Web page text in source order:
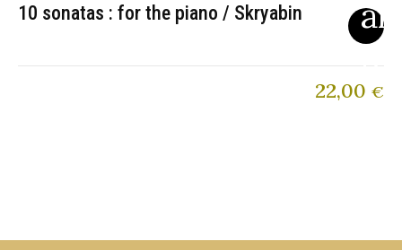
10 sonatas : for the piano / Skryabin
22,00 €